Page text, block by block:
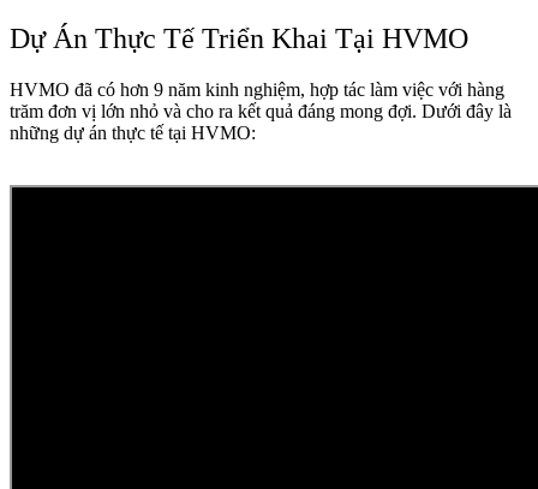
Dự Án Thực Tế Triển Khai Tại HVMO
HVMO đã có hơn 9 năm kinh nghiệm, hợp tác làm việc với hàng
trăm đơn vị lớn nhỏ và cho ra kết quả đáng mong đợi. Dưới đây là
những dự án thực tế tại HVMO: